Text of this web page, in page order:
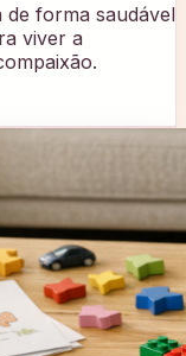
forma saudável
viver a